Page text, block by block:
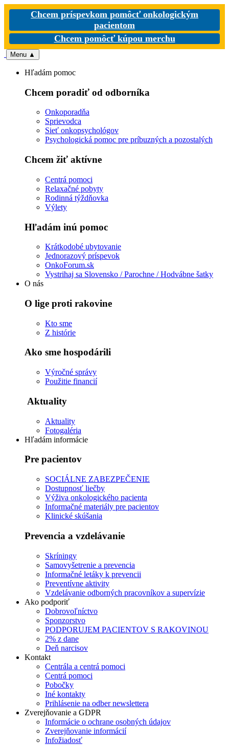
Chcem príspevkom pomôcť onkologickým
pacientom
Chcem pomôcť kúpou merchu
Menu ▲
Hľadám pomoc
Chcem poradiť od odborníka
Onkoporadňa
Sprievodca
Sieť onkopsychológov
Psychologická pomoc pre príbuzných a pozostalých
Chcem žiť aktívne
Centrá pomoci
Relaxačné pobyty
Rodinná týždňovka
Výlety
Hľadám inú pomoc
Krátkodobé ubytovanie
Jednorazový príspevok
OnkoForum.sk
Vystrihaj sa Slovensko / Parochne / Hodvábne šatky
O nás
O lige proti rakovine
Kto sme
Z histórie
Ako sme hospodárili
Výročné správy
Použitie financií
Aktuality
Aktuality
Fotogaléria
Hľadám informácie
Pre pacientov
SOCIÁLNE ZABEZPEČENIE
Dostupnosť liečby
Výživa onkologického pacienta
Informačné materiály pre pacientov
Klinické skúšania
Prevencia a vzdelávanie
Skríningy
Samovyšetrenie a prevencia
Informačné letáky k prevencii
Preventívne aktivity
Vzdelávanie odborných pracovníkov a supervízie
Ako podporiť
Dobrovoľníctvo
Sponzorstvo
PODPORUJEM PACIENTOV S RAKOVINOU
2% z dane
Deň narcisov
Kontakt
Centrála a centrá pomoci
Centrá pomoci
Pobočky
Iné kontakty
Prihlásenie na odber newslettera
Zverejňovanie a GDPR
Informácie o ochrane osobných údajov
Zverejňovanie informácií
Infožiadosť